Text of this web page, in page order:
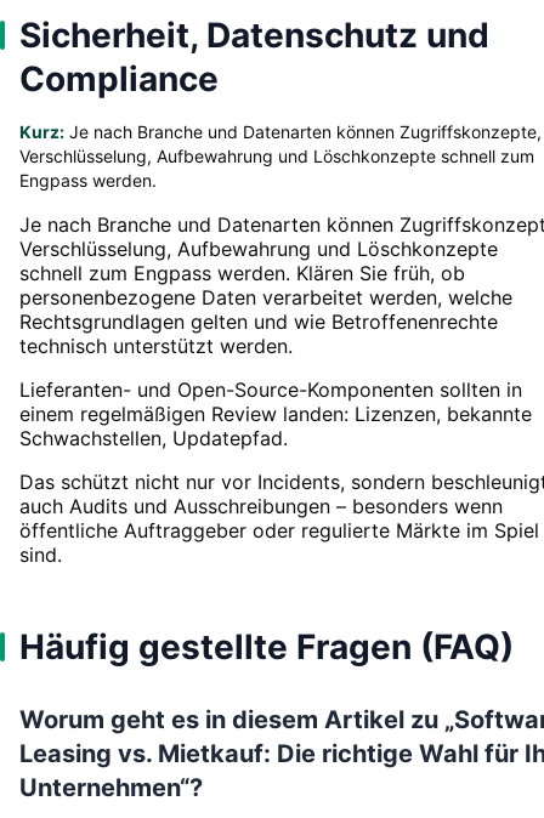
Sicherheit, Datenschutz und
Compliance
Kurz: Je nach Branche und Datenarten können Zugriffskonzepte,
Verschlüsselung, Aufbewahrung und Löschkonzepte schnell zum
Engpass werden.
Je nach Branche und Datenarten können
Verschlüsselung, Aufbewahrung und Löschkonzepte
schnell zum Engpass werden. Klären Sie früh, ob
personenbezogene Daten verarbeitet werden, welche
Rechtsgrundlagen gelten und wie Betroffenenrechte
technisch unterstützt werden.
Lieferanten- und Open-Source-Komponenten sollten in
einem regelmäßigen Review landen: Lizenzen, bekannte
Schwachstellen, Updatepfad.
Das schützt nicht nur vor Incidents, sondern
auch Audits und Ausschreibungen – besonders wenn
öffentliche Auftraggeber oder regulierte Märkte im Spiel
sind.
Häufig gestellte Fragen (FAQ)
Worum geht es in diesem Artikel zu
Leasing vs. Mietkauf: Die richtige Wahl für
Unternehmen“?